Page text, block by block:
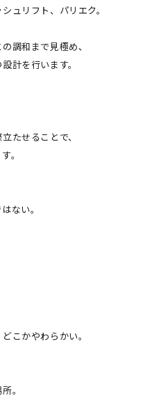
ュリフト、パリエク。
調和まで見極め、
計を行います。
たせることで、
。
ない。
こかやわらかい。
。